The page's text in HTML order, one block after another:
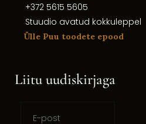
+372 5615 5605
Stuudio avatud kokkuleppel
Ülle Puu toodete epood
Liitu uudiskirjaga